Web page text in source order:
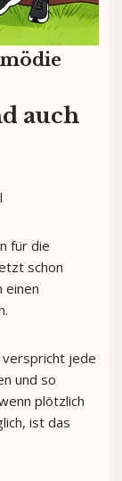
auch
für die
schon
einen
jede
und so
plötzlich
ist das